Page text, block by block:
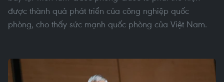
được thành quả phát triển của công nghiệp quốc
phòng, cho thấy sức mạnh quốc phòng của Việt Nam.